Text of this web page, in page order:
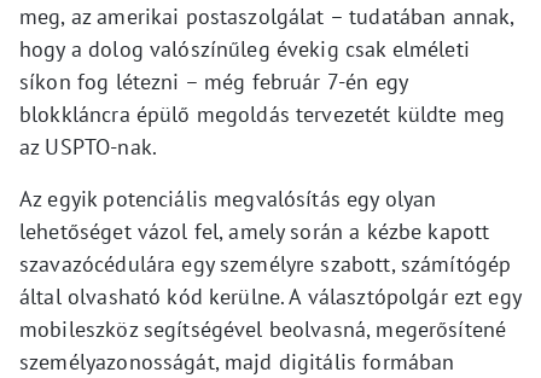
meg, az amerikai postaszolgálat – tudatában annak,
hogy a dolog valószínűleg évekig csak elméleti
síkon fog létezni – még február 7-én egy
blokkláncra épülő megoldás tervezetét küldte meg
az USPTO-nak.
Az egyik potenciális megvalósítás egy olyan
lehetőséget vázol fel, amely során a kézbe kapott
szavazócédulára egy személyre szabott, számítógép
által olvasható kód kerülne. A választópolgár ezt egy
mobileszköz segítségével beolvasná, megerősítené
személyazonosságát, majd digitális formában